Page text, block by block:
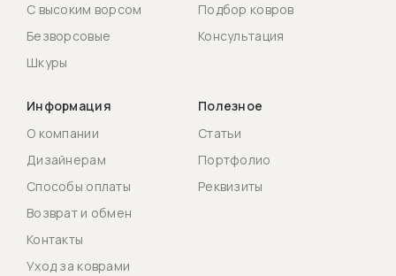
С высоким ворсом
Безворсовые
Шкуры
Подбор ковров
Консультация
Информация
О компании
Дизайнерам
Способы оплаты
Возврат и обмен
Контакты
Уход за коврами
Полезное
Статьи
Портфолио
Реквизиты